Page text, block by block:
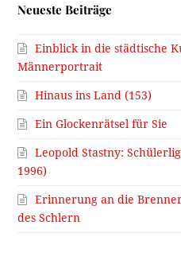
Neueste Beiträge
Einblick in die städtische
Männerportrait
Hinaus ins Land (153)
Ein Glockenrätsel für Sie
Leopold Stastny:
1996)
Erinnerung an die
des Schlern